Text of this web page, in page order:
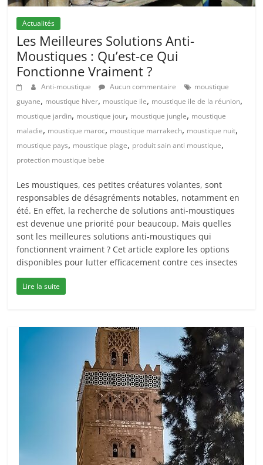
Actualités
Les Meilleures Solutions Anti-
Moustiques : Qu’est-ce Qui
Fonctionne Vraiment ?
Anti-moustique Aucun commentaire
moustique
guyane, moustique hiver, moustique ile, moustique ile de la réunion,
moustique jardin, moustique jour, moustique jungle, moustique
maladie, moustique maroc, moustique marrakech, moustique nuit,
moustique pays, moustique plage, produit sain anti moustique,
protection moustique bebe
Les moustiques, ces petites créatures volantes, sont
responsables de désagréments notables, notamment en
été. En effet, la recherche de solutions anti-moustiques
est devenue une priorité pour beaucoup. Mais quelles
sont les meilleures solutions anti-moustiques qui
fonctionnent vraiment ? Cet article explore les options
disponibles pour lutter efficacement contre ces insectes
Lire la suite